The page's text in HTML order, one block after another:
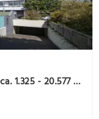
*PROVISIONSFREI* Boardinghouse ca. 1.325 - 20.577 m² direkt am Westfalenpark zu vermieten!